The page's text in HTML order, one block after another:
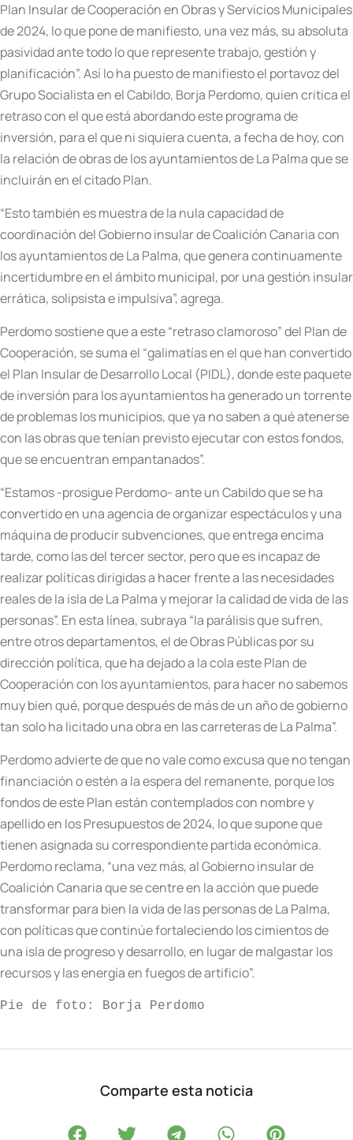
Plan Insular de Cooperación en Obras y Servicios Municipales
de 2024, lo que pone de manifiesto, una vez más, su absoluta
pasividad ante todo lo que represente trabajo, gestión y
planificación”. Así lo ha puesto de manifiesto el portavoz del
Grupo Socialista en el Cabildo, Borja Perdomo, quien critica el
retraso con el que está abordando este programa de
inversión, para el que ni siquiera cuenta, a fecha de hoy, con
la relación de obras de los ayuntamientos de La Palma que se
incluirán en el citado Plan.
“Esto también es muestra de la nula capacidad de
coordinación del Gobierno insular de Coalición Canaria con
los ayuntamientos de La Palma, que genera continuamente
incertidumbre en el ámbito municipal, por una gestión insular
errática, solipsista e impulsiva”, agrega.
Perdomo sostiene que a este “retraso clamoroso” del Plan de
Cooperación, se suma el “galimatías en el que han convertido
el Plan Insular de Desarrollo Local (PIDL), donde este paquete
de inversión para los ayuntamientos ha generado un torrente
de problemas los municipios, que ya no saben a qué atenerse
con las obras que tenían previsto ejecutar con estos fondos,
que se encuentran empantanados”.
“Estamos -prosigue Perdomo- ante un Cabildo que se ha
convertido en una agencia de organizar espectáculos y una
máquina de producir subvenciones, que entrega encima
tarde, como las del tercer sector, pero que es incapaz de
realizar políticas dirigidas a hacer frente a las necesidades
reales de la isla de La Palma y mejorar la calidad de vida de las
personas”. En esta línea, subraya “la parálisis que sufren,
entre otros departamentos, el de Obras Públicas por su
dirección política, que ha dejado a la cola este Plan de
Cooperación con los ayuntamientos, para hacer no sabemos
muy bien qué, porque después de más de un año de gobierno
tan solo ha licitado una obra en las carreteras de La Palma”.
Perdomo advierte de que no vale como excusa que no tengan
financiación o estén a la espera del remanente, porque los
fondos de este Plan están contemplados con nombre y
apellido en los Presupuestos de 2024, lo que supone que
tienen asignada su correspondiente partida económica.
Perdomo reclama, “una vez más, al Gobierno insular de
Coalición Canaria que se centre en la acción que puede
transformar para bien la vida de las personas de La Palma,
con políticas que continúe fortaleciendo los cimientos de
una isla de progreso y desarrollo, en lugar de malgastar los
recursos y las energía en fuegos de artificio”.
Pie de foto: Borja Perdomo
Comparte esta noticia